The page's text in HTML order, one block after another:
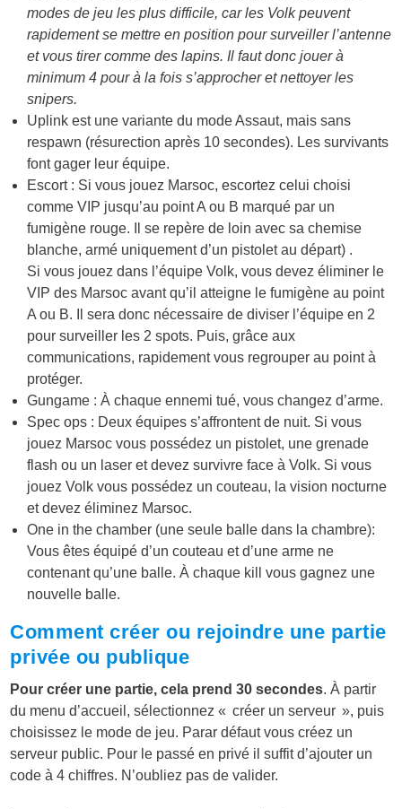
modes de jeu les plus difficile, car les Volk peuvent
rapidement se mettre en position pour surveiller l’antenne
et vous tirer comme des lapins. Il faut donc jouer à
minimum 4 pour à la fois s’approcher et nettoyer les
snipers.
Uplink est une variante du mode Assaut, mais sans
respawn (résurection après 10 secondes). Les survivants
font gager leur équipe.
Escort : Si vous jouez Marsoc, escortez celui choisi
comme VIP jusqu’au point A ou B marqué par un
fumigène rouge. Il se repère de loin avec sa chemise
blanche, armé uniquement d’un pistolet au départ) .
Si vous jouez dans l’équipe Volk, vous devez éliminer le
VIP des Marsoc avant qu’il atteigne le fumigène au point
A ou B. Il sera donc nécessaire de diviser l’équipe en 2
pour surveiller les 2 spots. Puis, grâce aux
communications, rapidement vous regrouper au point à
protéger.
Gungame : À chaque ennemi tué, vous changez d’arme.
Spec ops : Deux équipes s’affrontent de nuit. Si vous
jouez Marsoc vous possédez un pistolet, une grenade
flash ou un laser et devez survivre face à Volk. Si vous
jouez Volk vous possédez un couteau, la vision nocturne
et devez éliminez Marsoc.
One in the chamber (une seule balle dans la chambre):
Vous êtes équipé d’un couteau et d’une arme ne
contenant qu’une balle. À chaque kill vous gagnez une
nouvelle balle.
Comment créer ou rejoindre une partie
privée ou publique
Pour créer une partie, cela prend 30 secondes. À partir
du menu d’accueil, sélectionnez « créer un serveur », puis
choisissez le mode de jeu. Parar défaut vous créez un
serveur public. Pour le passé en privé il suffit d’ajouter un
code à 4 chiffres. N’oubliez pas de valider.